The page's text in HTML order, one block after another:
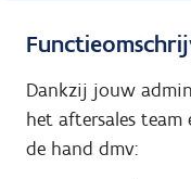
Dankzij jouw
het aftersales
de hand dmv: